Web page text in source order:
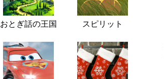
おとぎ話の王国 スピリット